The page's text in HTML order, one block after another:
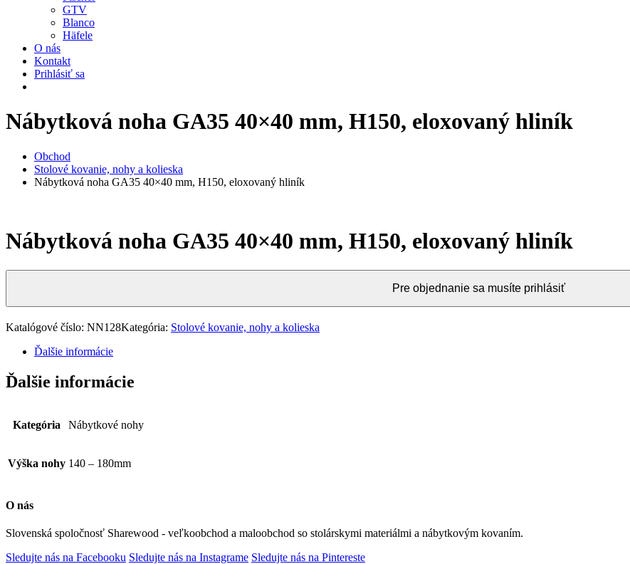
GTV
Blanco
Häfele
O nás
Kontakt
Prihlásiť sa
Nábytková noha GA35 40×40 mm, H150, eloxovaný hliník
Obchod
Stolové kovanie, nohy a kolieska
Nábytková noha GA35 40×40 mm, H150, eloxovaný hliník
Nábytková noha GA35 40×40 mm, H150, eloxovaný hliník
Pre objednanie sa musíte prihlásiť
Katalógové číslo: NN128Kategória: Stolové kovanie, nohy a kolieska
Ďalšie informácie
Ďalšie informácie
Kategória Nábytkové nohy
Výška nohy 140 – 180mm
O nás
Slovenská spoločnosť Sharewood - veľkoobchod a maloobchod so stolárskymi materiálmi a nábytkovým kovaním.
Sledujte nás na Facebooku Sledujte nás na Instagrame Sledujte nás na Pintereste